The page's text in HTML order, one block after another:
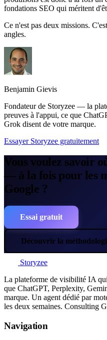
fondations SEO qui méritent
Ce n'est pas deux missions.
angles.
Benjamin Gievis
Fondateur de Storyzee — la
preuves à l'appui, ce que
Grok disent de votre marque.
Essayer Storyzee gratuitement
Vous voulez savoir
— à la fois pour les
Google ?
Essai gratuit
Découvrir la
Storyzee
La plateforme de visibilité IA
que ChatGPT, Perplexity,
marque. Un agent dédié par
les deux semaines. Consulting
Navigation